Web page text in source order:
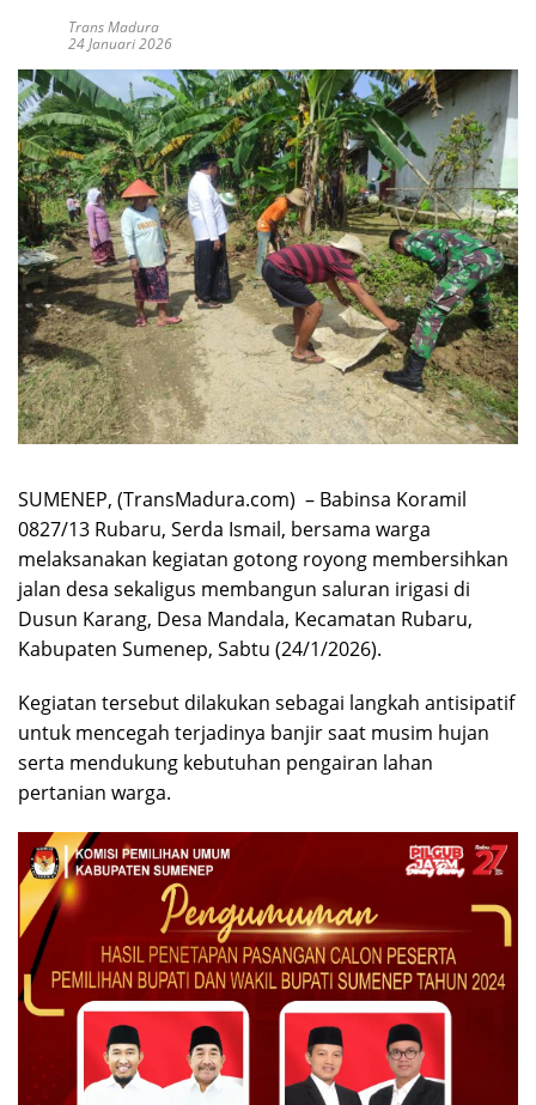
Trans Madura
24 Januari 2026
SUMENEP, (TransMadura.com) – Babinsa Koramil
0827/13 Rubaru, Serda Ismail, bersama warga
melaksanakan kegiatan gotong royong membersihkan
jalan desa sekaligus membangun saluran irigasi di
Dusun Karang, Desa Mandala, Kecamatan Rubaru,
Kabupaten Sumenep, Sabtu (24/1/2026).
Kegiatan tersebut dilakukan sebagai langkah antisipatif
untuk mencegah terjadinya banjir saat musim hujan
serta mendukung kebutuhan pengairan lahan
pertanian warga.